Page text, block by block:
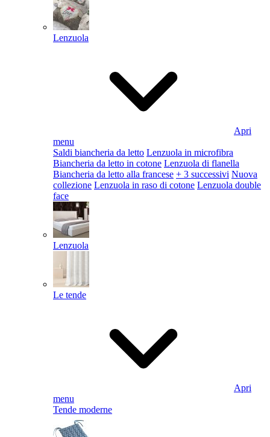
Lenzuola
Apri
menu
Saldi biancheria da letto Lenzuola in microfibra
Biancheria da letto in cotone Lenzuola di flanella
Biancheria da letto alla francese + 3 successivi Nuova
collezione Lenzuola in raso di cotone Lenzuola double
face
Lenzuola
Le tende
Apri
menu
Tende moderne